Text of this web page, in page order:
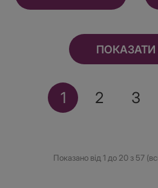
1 2 3
Показано від 1 до 20 з 57